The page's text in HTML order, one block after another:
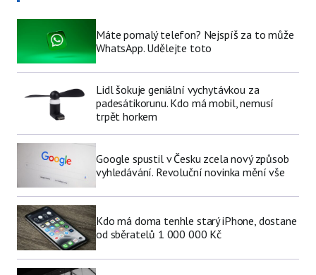
Máte pomalý telefon? Nejspíš za to může
WhatsApp. Udělejte toto
Lidl šokuje geniální vychytávkou za
padesátikorunu. Kdo má mobil, nemusí
trpět horkem
Google spustil v Česku zcela nový způsob
vyhledávání. Revoluční novinka mění vše
Kdo má doma tenhle starý iPhone, dostane
od sběratelů 1 000 000 Kč